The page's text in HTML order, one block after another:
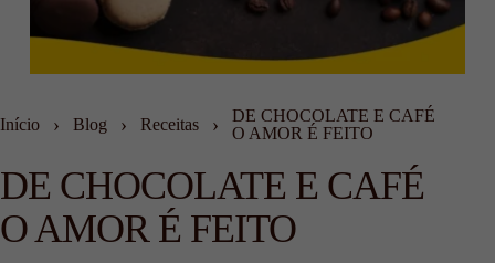
Início › Blog › Receitas ›
DE CHOCOLATE E CAFÉ
O AMOR É FEITO
DE CHOCOLATE E CAFÉ
O AMOR É FEITO